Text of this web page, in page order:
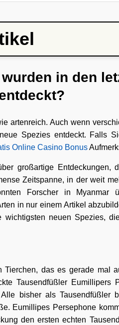
in den
artenreich. Auch wenn
Spezies entdeckt. Falls
Online Casino Bonus
großartige Entdeckungen,
Zeitspanne, in der weit
Forscher in Myanmar
in nur einem Artikel
neuen Spezies,
Tierchen, das es gerade mal
Tausendfüßler Eumillipers
bisher als Tausendfüßler
Eumillipes Persephone
den ersten echten